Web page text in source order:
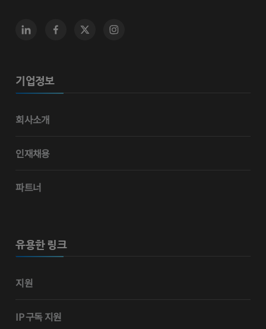
기업정보
회사소개
인재채용
파트너
유용한 링크
지원
IP 구독 지원